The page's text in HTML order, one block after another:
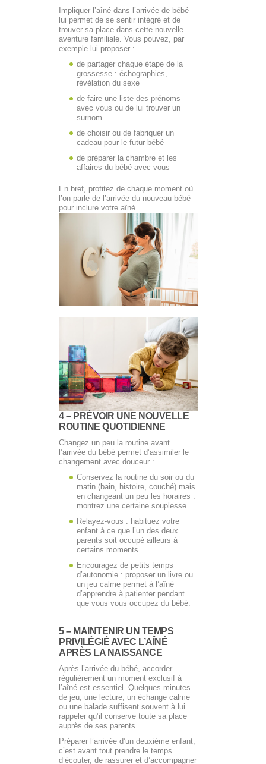
Impliquer l’aîné dans l’arrivée de bébé
lui permet de se sentir intégré et de
trouver sa place dans cette nouvelle
aventure familiale. Vous pouvez, par
exemple lui proposer :
de partager chaque étape de la
grossesse : échographies,
révélation du sexe
de faire une liste des prénoms
avec vous ou de lui trouver un
surnom
de choisir ou de fabriquer un
cadeau pour le futur bébé
de préparer la chambre et les
affaires du bébé avec vous
En bref, profitez de chaque moment où
l’on parle de l’arrivée du nouveau bébé
pour inclure votre aîné.
4 – PRÉVOIR UNE NOUVELLE
ROUTINE QUOTIDIENNE
Changez un peu la routine avant
l’arrivée du bébé permet d’assimiler le
changement avec douceur :
Conservez la routine du soir ou du
matin (bain, histoire, couché) mais
en changeant un peu les horaires :
montrez une certaine souplesse.
Relayez-vous : habituez votre
enfant à ce que l’un des deux
parents soit occupé ailleurs à
certains moments.
Encouragez de petits temps
d’autonomie : proposer un livre ou
un jeu calme permet à l’aîné
d’apprendre à patienter pendant
que vous vous occupez du bébé.
5 – MAINTENIR UN TEMPS
PRIVILÉGIÉ AVEC L’AÎNÉ
APRÈS LA NAISSANCE
Après l’arrivée du bébé, accorder
régulièrement un moment exclusif à
l’aîné est essentiel. Quelques minutes
de jeu, une lecture, un échange calme
ou une balade suffisent souvent à lui
rappeler qu’il conserve toute sa place
auprès de ses parents.
Préparer l’arrivée d’un deuxième enfant,
c’est avant tout prendre le temps
d’écouter, de rassurer et d’accompagner